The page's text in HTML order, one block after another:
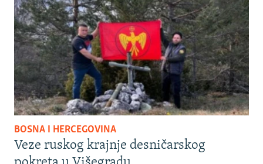
BOSNA I HERCEGOVINA
Veze ruskog krajnje desničarskog